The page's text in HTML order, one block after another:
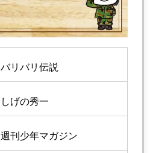
バリバリ伝説
しげの秀一
週刊少年マガジン